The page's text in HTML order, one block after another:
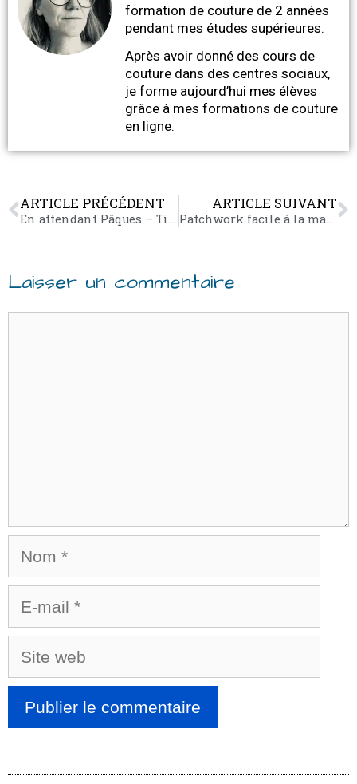
formation de couture de 2 années
pendant mes études supérieures.
Après avoir donné des cours de
couture dans des centres sociaux,
je forme aujourd’hui mes élèves
grâce à mes formations de couture
en ligne.
ARTICLE PRÉCÉDENT
En attendant Pâques – Tilda
ARTICLE SUIVANT
Patchwork facile à la machine à coudre
Laisser un commentaire